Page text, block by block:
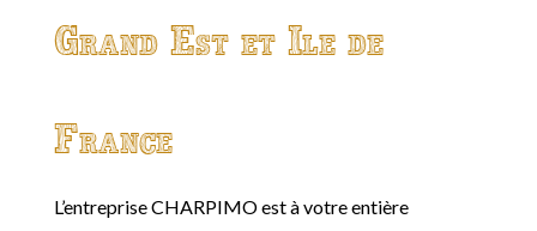
Grand Est et Ile de
France
L’entreprise CHARPIMO est à votre entière